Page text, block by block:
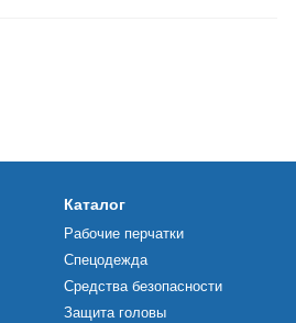
Каталог
Рабочие перчатки
Спецодежда
Средства безопасности
Защита головы